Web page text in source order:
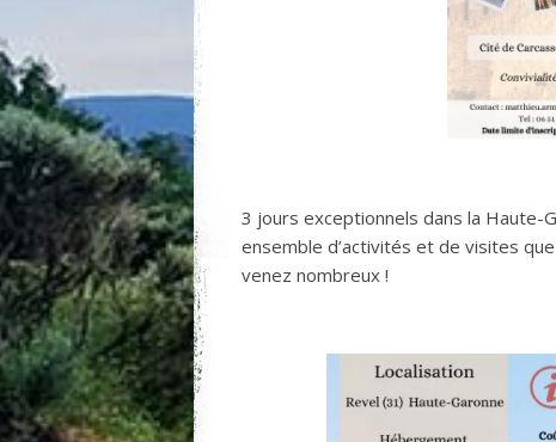
3 jours exceptionnels dans la Haute-
ensemble d’activités et de visites
venez nombreux !